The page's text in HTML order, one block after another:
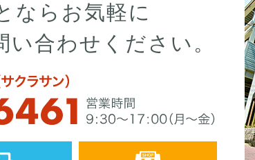
ならお気軽に
合わせください。